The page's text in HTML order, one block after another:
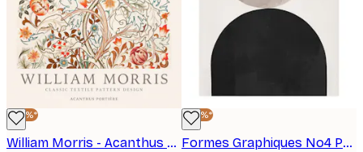
-40%*
William Morris - Acanthus Portière Poster
-40%*
Formes Graphiques No4 Poster